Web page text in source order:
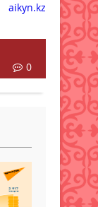
aikyn.kz
0